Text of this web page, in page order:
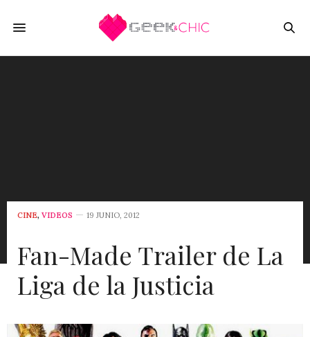
CINE, VIDEOS 19 JUNIO, 2012
Fan-Made Trailer de La
Liga de la Justicia